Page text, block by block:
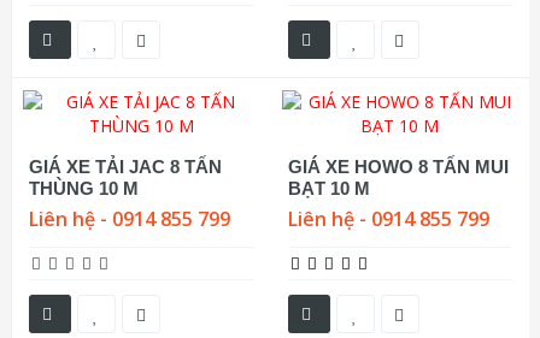
GIÁ XE TẢI JAC 8 TẤN
THÙNG 10 M
Liên hệ - 0914 855 799
GIÁ XE HOWO 8 TẤN MUI
BẠT 10 M
Liên hệ - 0914 855 799